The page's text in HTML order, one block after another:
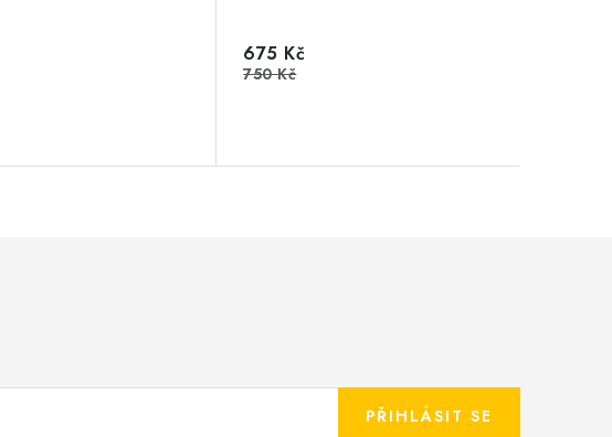
675 Kč
750 Kč
PŘIHLÁSIT SE